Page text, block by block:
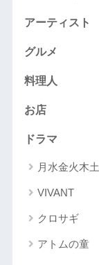
アーティスト
グルメ
料理人
お店
ドラマ
月水金火木土
VIVANT
クロサギ
アトムの童